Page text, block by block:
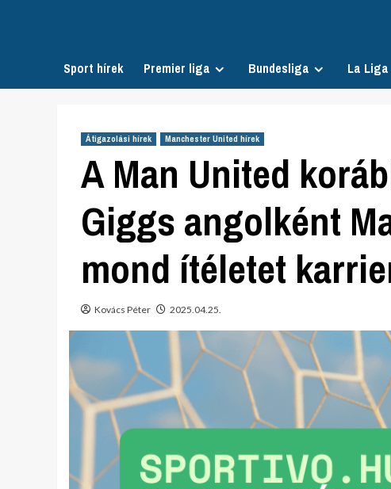
Sport hírek Premier liga Bundesliga La Liga
Átigazolási hírek Manchester United hírek
A Man United
Giggs angolként
mond ítéletet
Kovács Péter 2025.04.25.